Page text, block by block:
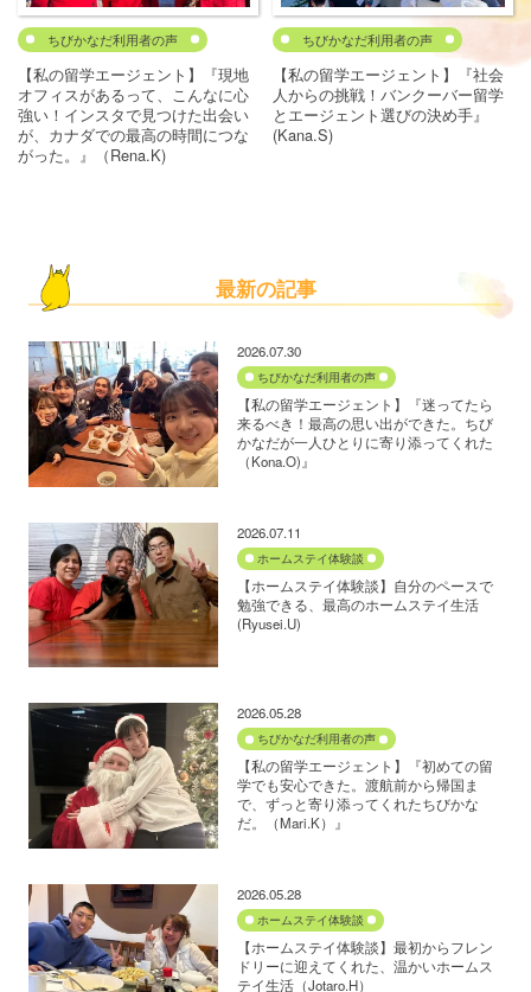
ちびかなだ利用者の声
【私の留学エージェント】『現地
オフィスがあるって、こんなに心
強い！インスタで見つけた出会い
が、カナダでの最高の時間につな
がった。』（Rena.K)
ちびかなだ利用者の声
【私の留学エージェント】『社会
人からの挑戦！バンクーバー留学
とエージェント選びの決め手』
(Kana.S)
最新の記事
2026.07.30
ちびかなだ利用者の声
【私の留学エージェント】『迷ってたら
来るべき！最高の思い出ができた。ちび
かなだが一人ひとりに寄り添ってくれた
（Kona.O)』
2026.07.11
ホームステイ体験談
【ホームステイ体験談】自分のペースで
勉強できる、最高のホームステイ生活
(Ryusei.U)
2026.05.28
ちびかなだ利用者の声
【私の留学エージェント】『初めての留
学でも安心できた。渡航前から帰国ま
で、ずっと寄り添ってくれたちびかな
だ。（Mari.K）』
2026.05.28
ホームステイ体験談
【ホームステイ体験談】最初からフレン
ドリーに迎えてくれた、温かいホームス
テイ生活（Jotaro.H）